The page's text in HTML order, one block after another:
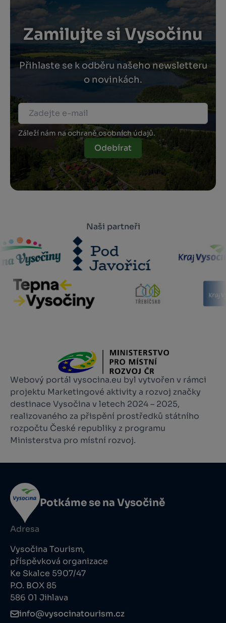
Zamilujte si Vysočinu
Přihlaste se k odběru našeho newsletteru
o novinkách.
Záleží nám na ochraně osobních údajů.
Odebírat
Naši partneři
Webový portál vysocina.eu byl vytvořen v rámci
projektu Marketingové aktivity a rozvoj značky
destinace Vysočina v letech 2024 – 2025,
realizovaného za přispění prostředků státního
rozpočtu České republiky z programu
Ministerstva pro místní rozvoj.
Potkáme se na Vysočině
Adresa
Vysočina Tourism,
příspěvková organizace
Ke Skalce 5907/47
P.O. BOX 85
586 01 Jihlava
info@vysocinatourism.cz